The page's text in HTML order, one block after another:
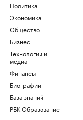
Политика
Экономика
Общество
Бизнес
Технологии и
медиа
Финансы
Биографии
База знаний
РБК Образование